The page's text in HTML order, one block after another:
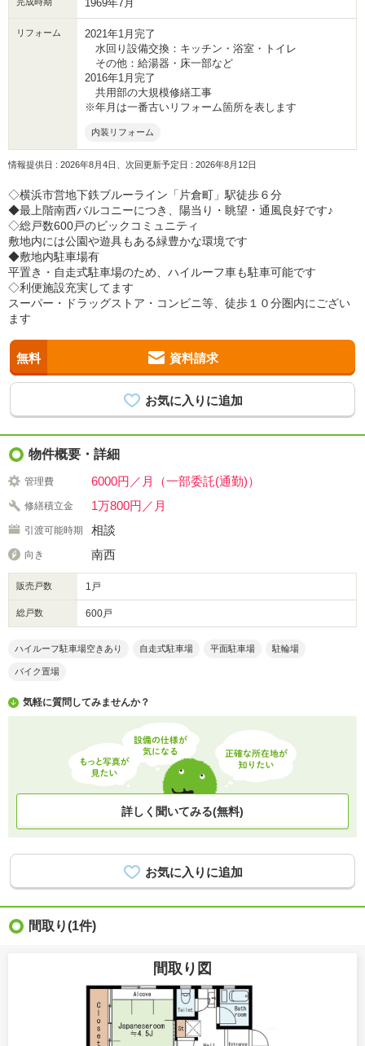
1969年7月
リフォーム
2021年1月完了
水回り設備交換：キッチン・浴室・トイレ
その他：給湯器・床一部など
2016年1月完了
共用部の大規模修繕工事
※年月は一番古いリフォーム箇所を表します
内装リフォーム
情報提供日 : 2026年8月4日、次回更新予定日 : 2026年8月12日
◇横浜市営地下鉄ブルーライン「片倉町」駅徒歩６分
◆最上階南西バルコニーにつき、陽当り・眺望・通風良好です♪
◇総戸数600戸のビックコミュニティ
敷地内には公園や遊具もある緑豊かな環境です
◆敷地内駐車場有
平置き・自走式駐車場のため、ハイルーフ車も駐車可能です
◇利便施設充実してます
スーパー・ドラッグストア・コンビニ等、徒歩１０分圏内にござい
ます
無料 資料請求
物件概要・詳細
管理費 6000円／月（一部委託(通勤)）
修繕積立金 1万800円／月
引渡可能時期 相談
向き 南西
販売戸数 1戸
総戸数 600戸
ハイルーフ駐車場空きあり 自走式駐車場 平面駐車場 駐輪場
バイク置場
気軽に質問してみませんか？
詳しく聞いてみる(無料)
間取り(1件)
間取り図